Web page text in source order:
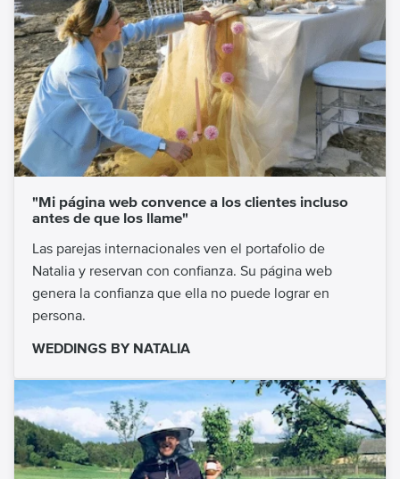
"Mi página web convence a los clientes incluso
antes de que los llame"
Las parejas internacionales ven el portafolio de
Natalia y reservan con confianza. Su página web
genera la confianza que ella no puede lograr en
persona.
WEDDINGS BY NATALIA